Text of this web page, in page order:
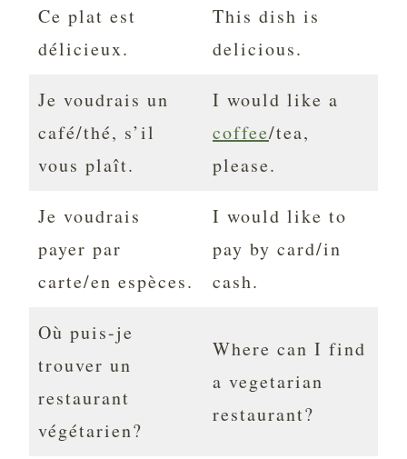
Ce plat est
délicieux.
This dish is
delicious.
Je voudrais un
café/thé, s’il
vous plaît.
I would like a
coffee/tea,
please.
Je voudrais
payer par
carte/en espèces.
I would like to
pay by card/in
cash.
Où puis-je
trouver un
restaurant
végétarien?
Where can I find
a vegetarian
restaurant?